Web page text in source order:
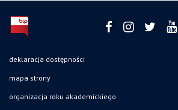
deklaracja dostępności
mapa strony
organizacja roku akademickiego